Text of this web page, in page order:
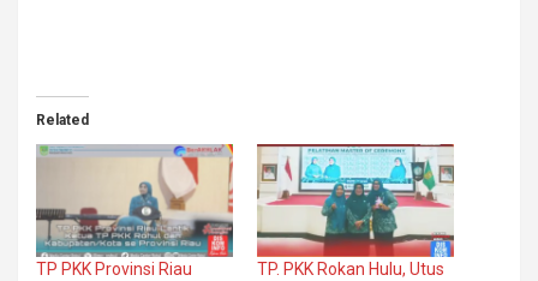
Related
TP PKK Provinsi Riau
TP. PKK Rokan Hulu, Utus